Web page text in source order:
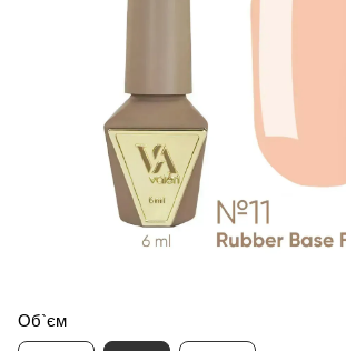
Об`єм